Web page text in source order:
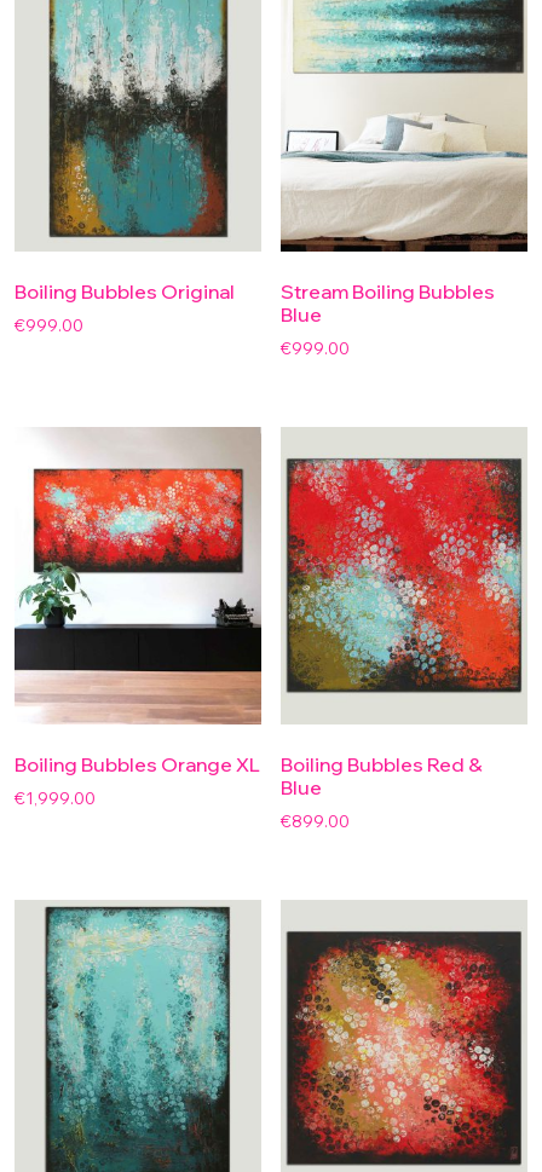
Boiling Bubbles Original
€999.00
Stream Boiling Bubbles
Blue
€999.00
Boiling Bubbles Orange XL
€1,999.00
Boiling Bubbles Red &
Blue
€899.00